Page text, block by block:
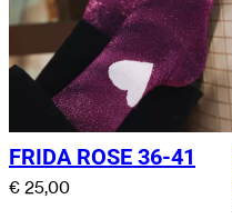
FRIDA ROSE 36-41
€ 25,00